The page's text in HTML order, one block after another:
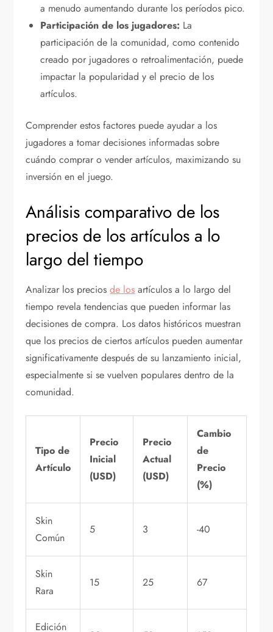
a menudo aumentando durante los períodos pico.
Participación de los jugadores: La
participación de la comunidad, como contenido
creado por jugadores o retroalimentación, puede
impactar la popularidad y el precio de los
artículos.
Comprender estos factores puede ayudar a los
jugadores a tomar decisiones informadas sobre
cuándo comprar o vender artículos, maximizando su
inversión en el juego.
Análisis comparativo de los
precios de los artículos a lo
largo del tiempo
Analizar los preciosde los artículos a lo largo del
tiempo revela tendencias que pueden informar las
decisiones de compra. Los datos históricos muestran
que los precios de ciertos artículos pueden aumentar
significativamente después de su lanzamiento inicial,
especialmente si se vuelven populares dentro de la
comunidad.
Tipo de
Artículo
Precio
Inicial
(USD)
Precio
Actual
(USD)
Cambio
de
Precio
(%)
Skin
Común
5 3 -40
Skin
Rara
15 25 67
Edición